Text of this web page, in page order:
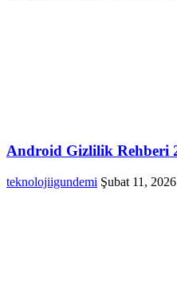
Android Gizlilik Rehberi
teknolojiigundemi Şubat 11, 2026